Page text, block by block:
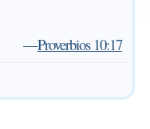
—Proverbios 10:17